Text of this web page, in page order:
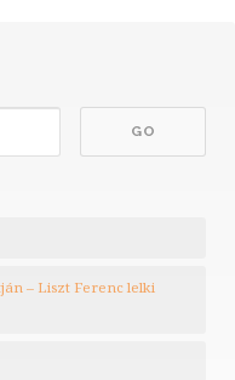
– Liszt Ferenc lelki